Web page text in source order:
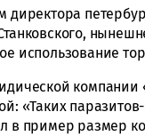
директора
использование
компании
«Таких
в пример размер